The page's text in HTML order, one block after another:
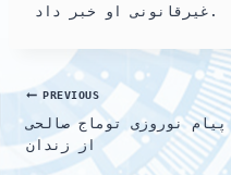
غیرقانونی او خبر داد.
Post
navigation
PREVIOUS
پیام نوروزی توماج صالحی
از زندان